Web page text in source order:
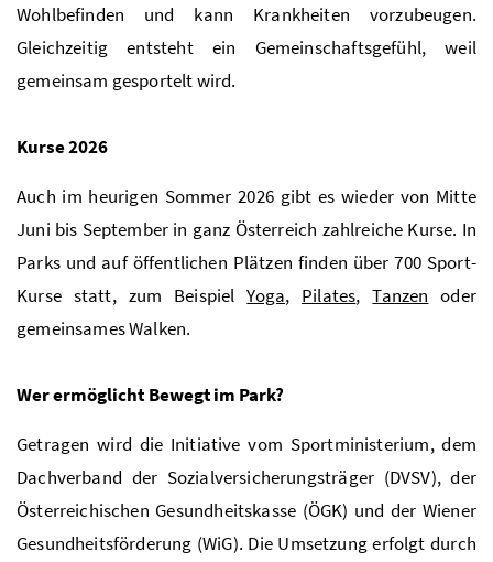
Wohlbefinden und kann Krankheiten vorzubeugen.
Gleichzeitig entsteht ein Gemeinschaftsgefühl, weil
gemeinsam gesportelt wird.
Kurse 2026
Auch im heurigen Sommer 2026 gibt es wieder von Mitte
Juni bis September in ganz Österreich zahlreiche Kurse. In
Parks und auf öffentlichen Plätzen finden über 700 Sport-
Kurse statt, zum BeispielYoga, Pilates,Tanzen oder
gemeinsames Walken.
Wer ermöglicht Bewegt im Park?
Getragen wird die Initiative vom Sportministerium, dem
Dachverband der Sozialversicherungsträger (DVSV), der
Österreichischen Gesundheitskasse (ÖGK) und der Wiener
Gesundheitsförderung (WiG). Die Umsetzung erfolgt durch